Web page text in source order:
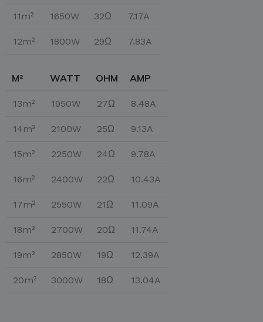
11m² 1650W 32Ω 7.17A
12m² 1800W 29Ω 7.83A
M² WATT OHM AMP
13m² 1950W 27Ω 8.48A
14m² 2100W 25Ω 9.13A
15m² 2250W 24Ω 9.78A
16m² 2400W 22Ω 10.43A
17m² 2550W 21Ω 11.09A
18m² 2700W 20Ω 11.74A
19m² 2850W 19Ω 12.39A
20m² 3000W 18Ω 13.04A